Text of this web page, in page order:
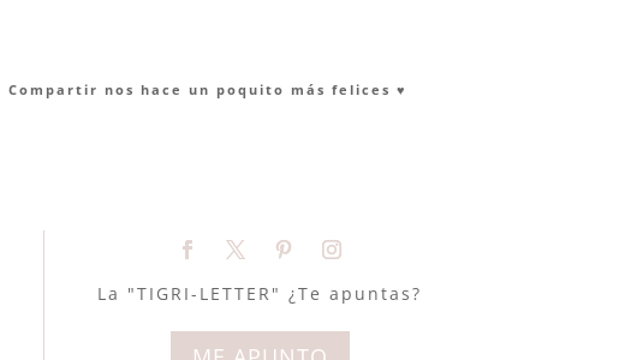
Compartir nos hace un poquito más felices ♥︎
La "TIGRI-LETTER" ¿Te apuntas?